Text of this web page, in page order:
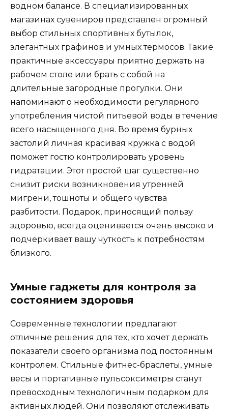
водном балансе. В специализированных
магазинах сувениров представлен огромный
выбор стильных спортивных бутылок,
элегантных графинов и умных термосов. Такие
практичные аксессуары приятно держать на
рабочем столе или брать с собой на
длительные загородные прогулки. Они
напоминают о необходимости регулярного
употребления чистой питьевой воды в течение
всего насыщенного дня. Во время бурных
застолий личная красивая кружка с водой
поможет гостю контролировать уровень
гидратации. Этот простой шаг существенно
снизит риски возникновения утренней
мигрени, тошноты и общего чувства
разбитости. Подарок, приносящий пользу
здоровью, всегда оценивается очень высоко и
подчеркивает вашу чуткость к потребностям
близкого.
Умные гаджеты для контроля за
состоянием здоровья
Современные технологии предлагают
отличные решения для тех, кто хочет держать
показатели своего организма под постоянным
контролем. Стильные фитнес-браслеты, умные
весы и портативные пульсоксиметры станут
превосходным технологичным подарком для
активных людей. Они позволяют отслеживать